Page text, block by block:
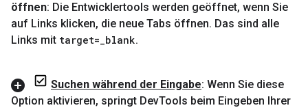
öffnen: Die Entwicklertools werden geöffnet, wenn Sie
auf Links klicken, die neue Tabs öffnen. Das sind alle
Links mit target=_blank.
Suchen während der Eingabe: Wenn Sie diese
Option aktivieren, springt DevTools beim Eingeben Ihrer